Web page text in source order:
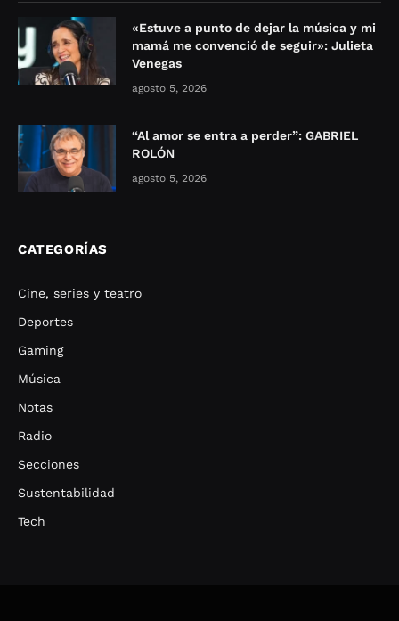
«Estuve a punto de dejar la música y mi
mamá me convenció de seguir»: Julieta
Venegas
agosto 5, 2026
“Al amor se entra a perder”: GABRIEL
ROLÓN
agosto 5, 2026
CATEGORÍAS
Cine, series y teatro
Deportes
Gaming
Música
Notas
Radio
Secciones
Sustentabilidad
Tech